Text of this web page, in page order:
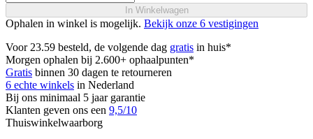
In Winkelwagen
Ophalen in winkel is mogelijk. Bekijk onze 6 vestigingen
Voor 23.59 besteld, de volgende dag gratis in huis*
Morgen ophalen bij 2.600+ ophaalpunten*
Gratis binnen 30 dagen te retourneren
6 echte winkels in Nederland
Bij ons minimaal 5 jaar garantie
Klanten geven ons een 9,5/10
Thuiswinkelwaarborg